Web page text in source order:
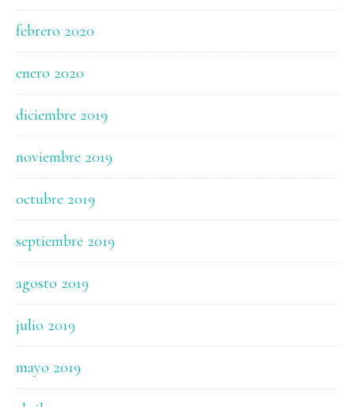
febrero 2020
enero 2020
diciembre 2019
noviembre 2019
octubre 2019
septiembre 2019
agosto 2019
julio 2019
mayo 2019